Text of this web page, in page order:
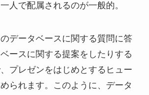
人で配属されるのが一般的。
データベースに関する質問に答
ースに関する提案をしたりする
プレゼンをはじめとするヒュー
られます。このように、データ